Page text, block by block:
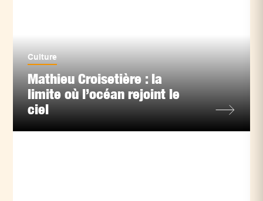
Culture
Mathieu Croisetière : la
limite où l’océan rejoint le
ciel